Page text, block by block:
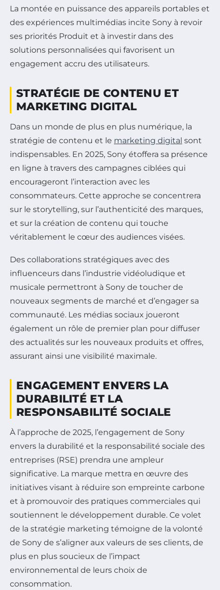
La montée en puissance des appareils portables et
des expériences multimédias incite Sony à revoir
ses priorités Produit et à investir dans des
solutions personnalisées qui favorisent un
engagement accru des utilisateurs.
STRATÉGIE DE CONTENU ET
MARKETING DIGITAL
Dans un monde de plus en plus numérique, la
stratégie de contenu et le marketing digital sont
indispensables. En 2025, Sony étoffera sa présence
en ligne à travers des campagnes ciblées qui
encourageront l’interaction avec les
consommateurs. Cette approche se concentrera
sur le storytelling, sur l’authenticité des marques,
et sur la création de contenu qui touche
véritablement le cœur des audiences visées.
Des collaborations stratégiques avec des
influenceurs dans l’industrie vidéoludique et
musicale permettront à Sony de toucher de
nouveaux segments de marché et d’engager sa
communauté. Les médias sociaux joueront
également un rôle de premier plan pour diffuser
des actualités sur les nouveaux produits et offres,
assurant ainsi une visibilité maximale.
ENGAGEMENT ENVERS LA
DURABILITÉ ET LA
RESPONSABILITÉ SOCIALE
À l’approche de 2025, l’engagement de Sony
envers la durabilité et la responsabilité sociale des
entreprises (RSE) prendra une ampleur
significative. La marque mettra en œuvre des
initiatives visant à réduire son empreinte carbone
et à promouvoir des pratiques commerciales qui
soutiennent le développement durable. Ce volet
de la stratégie marketing témoigne de la volonté
de Sony de s’aligner aux valeurs de ses clients, de
plus en plus soucieux de l’impact
environnemental de leurs choix de
consommation.